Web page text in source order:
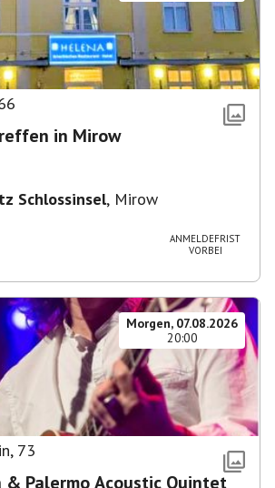
in Mirow
Schlossinsel, Mirow
ANMELDEFRIST
VORBEI
Morgen, 07.08.2026
20:00
, 73
& Palermo Acoustic Quintet